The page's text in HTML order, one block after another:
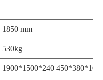
1850 mm
530kg
1900*1500*240